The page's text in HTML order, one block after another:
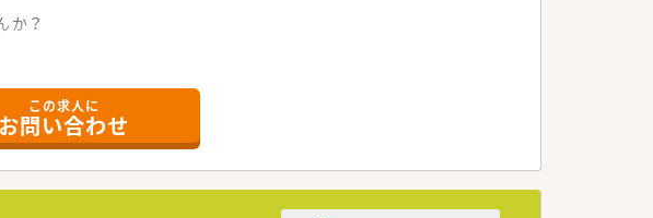
か？
、臨床治験管理業務、TDM業務など多岐業務に携わること
ができます。
ャリアスタートにもオススメです。
できる環境です。
この求人に
お問い合わせ